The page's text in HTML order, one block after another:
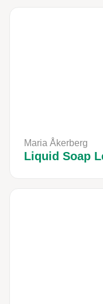
Maria Åkerberg
Liquid Soap